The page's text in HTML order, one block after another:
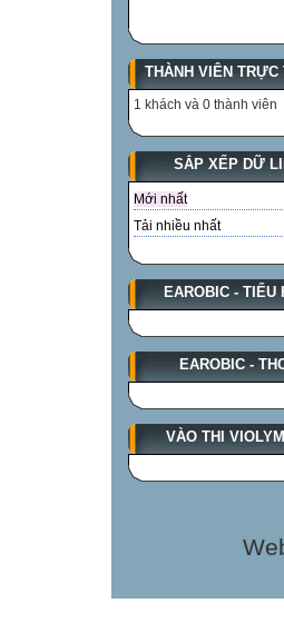
THÀNH VIÊN TRỰC
1 khách và 0 thành viên
SẮP XẾP DỮ
Mới nhất
Tải nhiều nhất
EAROBIC - TIỂU
EAROBIC -
VÀO THI